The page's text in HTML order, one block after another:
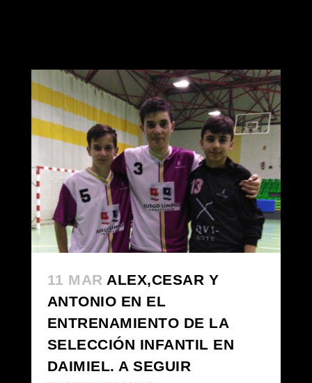
11 MAR ALEX,CESAR Y
ANTONIO EN EL
ENTRENAMIENTO DE LA
SELECCIÓN INFANTIL EN
DAIMIEL. A SEGUIR